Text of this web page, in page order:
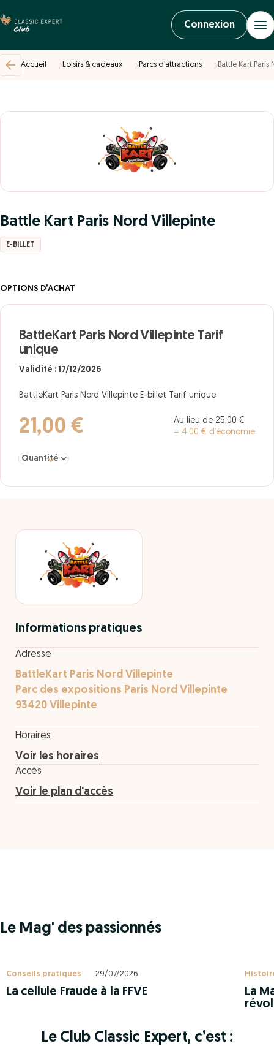
Connexion
Accueil Loisirs & cadeaux Parcs d’attractions Battle Kart
Battle Kart Paris Nord Villepinte
E-BILLET
OPTIONS D’ACHAT
BattleKart Paris Nord Villepinte Tarif
unique
Validité : 17/12/2026
BattleKart Paris Nord Villepinte E-billet Tarif unique
21,00 €
Au lieu de 25,00 €
= 4,00 € d’économie
Sélectionner la quantité pour BattleKart Paris Nord Villepinte
Informations pratiques
Adresse
BattleKart Paris Nord Villepinte
Parc des expositions Paris Nord Villepinte
93420 Villepinte
Horaires
Voir les horaires
Accès
Voir le plan d'accès
Le Mag' des passionnés
Conseils pratiques 29/07/2026
La cellule Fraude à la FFVE
La
Le Club Classic Expert, c’est :